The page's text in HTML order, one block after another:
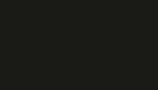
sem saída algumas
tomou conta
importantíssimos no